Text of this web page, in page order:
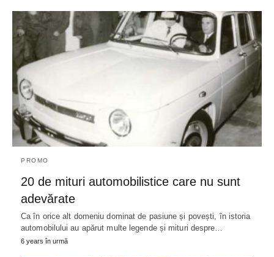
PROMO
20 de mituri automobilistice care nu sunt
adevărate
Ca în orice alt domeniu dominat de pasiune și povești, în istoria
automobilului au apărut multe legende și mituri despre…
6 years în urmă